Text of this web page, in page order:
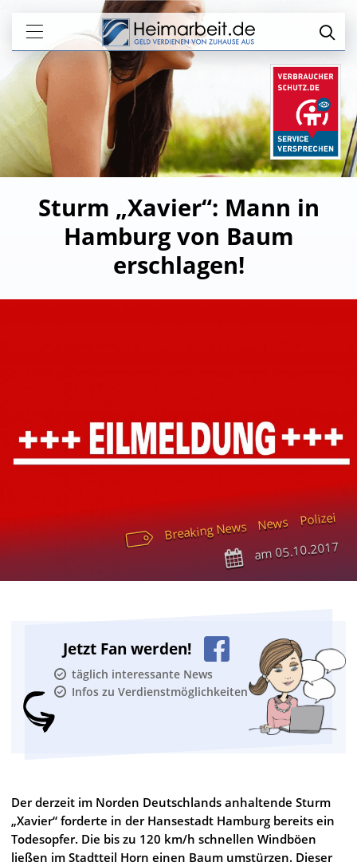
Sturm „Xavier“: Mann in
Hamburg von Baum
erschlagen!
Breaking News News Polizei
am05.10.2017
Jetzt Fan werden!
täglich interessante News
Infos zu Verdienstmöglichkeiten
Der derzeit im Norden Deutschlands anhaltende Sturm
„Xavier“ forderte in der Hansestadt Hamburg bereits ein
Todesopfer. Die bis zu 120 km/h schnellen Windböen
ließen im Stadtteil Horn einen Baum umstürzen. Dieser